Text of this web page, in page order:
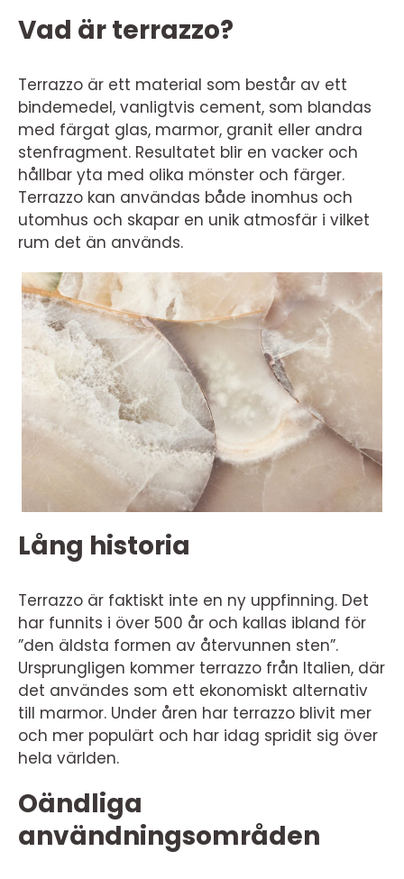
Vad är terrazzo?
Terrazzo är ett material som består av ett
bindemedel, vanligtvis cement, som blandas
med färgat glas, marmor, granit eller andra
stenfragment. Resultatet blir en vacker och
hållbar yta med olika mönster och färger.
Terrazzo kan användas både inomhus och
utomhus och skapar en unik atmosfär i vilket
rum det än används.
Lång historia
Terrazzo är faktiskt inte en ny uppfinning. Det
har funnits i över 500 år och kallas ibland för
”den äldsta formen av återvunnen sten”.
Ursprungligen kommer terrazzo från Italien, där
det användes som ett ekonomiskt alternativ
till marmor. Under åren har terrazzo blivit mer
och mer populärt och har idag spridit sig över
hela världen.
Oändliga
användningsområden